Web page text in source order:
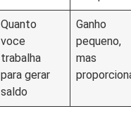
Quanto
voce
trabalha
para gerar
saldo
Ganho
pequeno,
mas